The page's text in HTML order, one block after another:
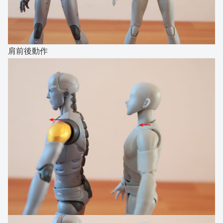
肩前後動作